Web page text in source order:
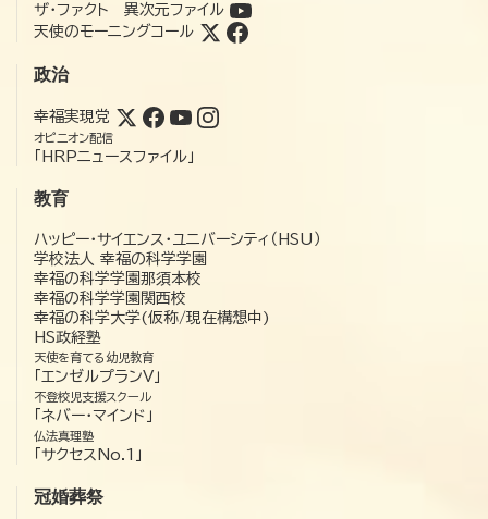
ザ・ファクト 異次元ファイル
天使のモーニングコール
政治
幸福実現党
オピニオン配信
「HRPニュースファイル」
教育
ハッピー・サイエンス・ユニバーシティ（HSU）
学校法人 幸福の科学学園
幸福の科学学園那須本校
幸福の科学学園関西校
幸福の科学大学(仮称/現在構想中)
HS政経塾
天使を育てる幼児教育
「エンゼルプランV」
不登校児支援スクール
「ネバー・マインド」
仏法真理塾
「サクセスNo.1」
冠婚葬祭